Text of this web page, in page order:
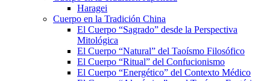
Haragei
Cuerpo en la Tradición China
El Cuerpo “Sagrado” desde la Perspectiva
Mitológica
El Cuerpo “Natural” del Taoísmo Filosófico
El Cuerpo “Ritual” del Confucionismo
El Cuerpo “Energético” del Contexto Médico